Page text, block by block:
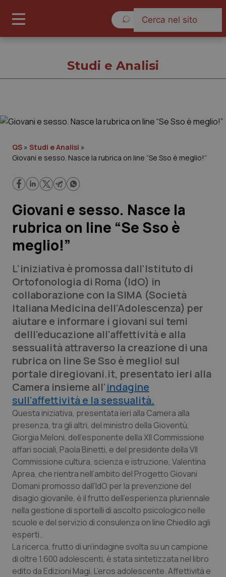
Cronache
Lavoro e Professioni
Scienza e Farmaci
Studi e Analisi
Lettere al direttore
Edizioni Regionali
QS Pro
Professionisti Sanitari.AI
Abruzzo
Basilicata
Calabria
Campania
Emilia-Romagna
Friuli Venezia Giulia
Lazio
QS Pro Gold
Artrite & artrosi
Asma & BPCO
Car-T
Colesterolo & coronaropatie
Dermatite Atopica
Diabete & glucometri
QS Club Newsletter
Studi e Analisi
QS » Studi e Analisi »
Giovani e sesso. Nasce la rubrica on line “Se Sso è meglio!”
Giovani e sesso. Nasce la
rubrica on line “Se Sso è
meglio!”
L’iniziativa è promossa dall’Istituto di
Ortofonologia di Roma (IdO) in
collaborazione con la SIMA (Società
Italiana Medicina dell’Adolescenza) per
aiutare e informare i giovani sui temi
delll’educazione all’affettività e alla
sessualità attraverso la creazione di una
rubrica on lineSe Sso è meglio! sul
portale diregiovani.it, presentato ieri alla
Camera insieme all’indagine
sull’affettività e la sessualità.
Questa iniziativa, presentata ieri alla Camera alla
presenza, tra gli altri, del ministro della Gioventù,
Giorgia Meloni, dell’esponente della XII Commissione
affari sociali, Paola Binetti, e del presidente della VII
Commissione cultura, scienza e istruzione, Valentina
Aprea, che rientra nell’ambito del Progetto Giovani
Domani promosso dall’IdO per la prevenzione del
disagio giovanile, è il frutto dell’esperienza pluriennale
nella gestione di sportelli di ascolto psicologico nelle
scuole e del servizio di consulenza on line Chiedilo agli
esperti..
La ricerca, frutto di un’indagine svolta su un campione
di oltre 1.600 adolescenti, è stata sintetizzata nel libro
edito da Edizioni Magi, L’eros adolescente. Affettività e